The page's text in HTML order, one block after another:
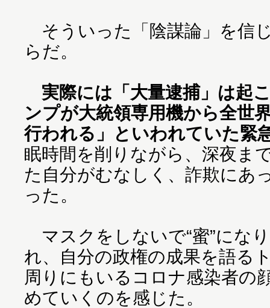
そういった「陰謀論」を信
らだ。
実際には「大量逮捕」は起
ンプが大統領専用機から全世
行われる」といわれていた緊
眠時間を削りながら、深夜ま
た自分がむなしく、詐欺にあ
った。
マスクをしないで“蜜”にな
れ、自分の政権の成果を語る
周りにもいるコロナ感染者の
めていくのを感じた。